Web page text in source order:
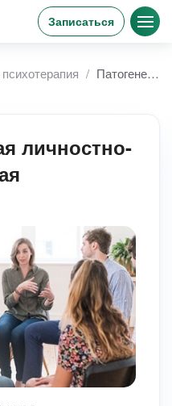
Записаться
Патогенетическая личностно-реконструктивная психотерапия
личностно-